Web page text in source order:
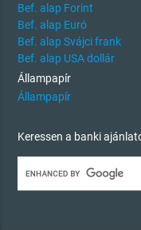
Bef. alap Forint
Bef. alap Euró
Bef. alap Svájci frank
Bef. alap USA dollár
Állampapír
Állampapír
Keressen a banki